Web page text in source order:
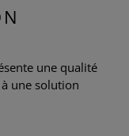
une qualité
une solution